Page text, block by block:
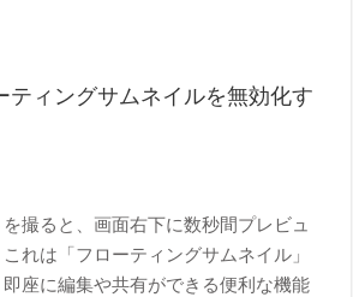
ティングサムネイルを無効化す
撮ると、画面右下に数秒間プレビュ
れは「フローティングサムネイル」
座に編集や共有ができる便利な機能